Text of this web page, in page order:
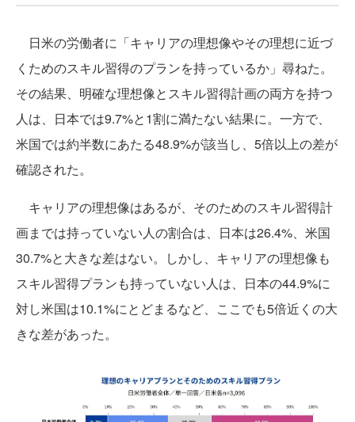
日米の労働者に「キャリアの理想像やその理想に近づ
くためのスキル習得のプランを持っているか」尋ねた。
その結果、明確な理想像とスキル習得計画の両方を持つ
人は、日本では9.7%と1割に満たない結果に。一方で、
米国では約半数にあたる48.9%が該当し、5倍以上の差が
確認された。
キャリアの理想像はあるが、そのためのスキル習得計
画までは持っていない人の割合は、日本は26.4%、米国
30.7%と大きな差はない。しかし、キャリアの理想像も
スキル習得プランも持っていない人は、日本の44.9%に
対し米国は10.1%にとどまるなど、ここでも5倍近くの大
きな差があった。